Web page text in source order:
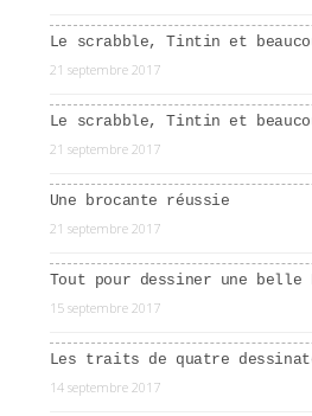
Le scrabble, Tintin et
21 septembre 2017
Le scrabble, Tintin et
21 septembre 2017
Une brocante réussie
21 septembre 2017
Tout pour dessiner une belle
15 septembre 2017
Les traits de quatre
14 septembre 2017